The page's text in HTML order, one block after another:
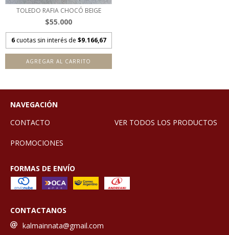
TOLEDO RAFIA CHOCÓ BEIGE
$55.000
6 cuotas sin interés de $9.166,67
AGREGAR AL CARRITO
NAVEGACIÓN
CONTACTO
VER TODOS LOS PRODUCTOS
PROMOCIONES
FORMAS DE ENVÍO
CONTACTANOS
kalmainnata@gmail.com